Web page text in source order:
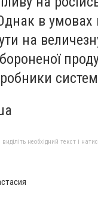
в умовах
на
необхідний текст і